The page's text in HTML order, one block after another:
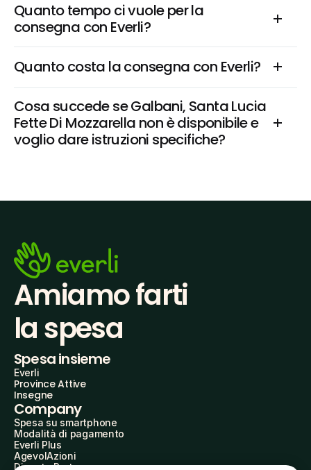
Quanto tempo ci vuole per la
consegna con Everli?
Quanto costa la consegna con Everli?
Cosa succede se Galbani, Santa Lucia
Fette Di Mozzarella non è disponibile e
voglio dare istruzioni specifiche?
Amiamo farti
la spesa
Spesa insieme
Everli
Province Attive
Insegne
Company
Spesa su smartphone
Modalità di pagamento
Everli Plus
AgevolAzioni
Diventa Partner